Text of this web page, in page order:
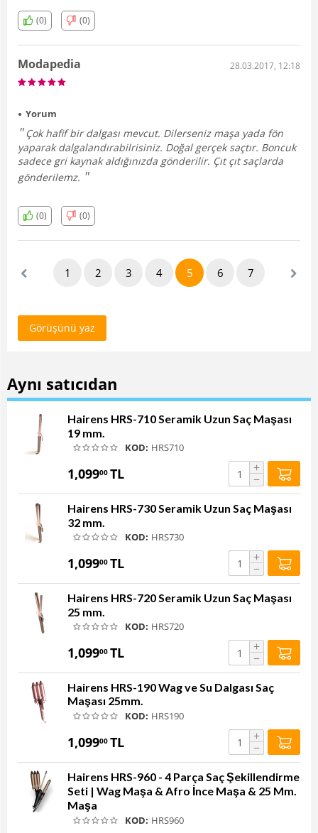
(0) (0)
Modapedia 28.03.2017, 12:18
Yorum
Çok hafif bir dalgası mevcut. Dilerseniz maşa yada fön
yaparak dalgalandırabilrisiniz. Doğal gerçek saçtır. Boncuk
sadece gri kaynak aldığınızda gönderilir. Çıt çıt saçlarda
gönderilemz.
(0) (0)
1 2 3 4 5 6 7
Görüşünü yaz
Aynı satıcıdan
Hairens HRS-710 Seramik Uzun Saç Maşası
19 mm.
KOD: HRS710
1,09900 TL +
−
Hairens HRS-730 Seramik Uzun Saç Maşası
32 mm.
KOD: HRS730
1,09900 TL +
−
Hairens HRS-720 Seramik Uzun Saç Maşası
25 mm.
KOD: HRS720
1,09900 TL +
−
Hairens HRS-190 Wag ve Su Dalgası Saç
Maşası 25mm.
KOD: HRS190
1,09900 TL +
−
Hairens HRS-960 - 4 Parça Saç Şekillendirme
Seti | Wag Maşa & Afro İnce Maşa & 25 Mm.
Maşa
KOD: HRS960